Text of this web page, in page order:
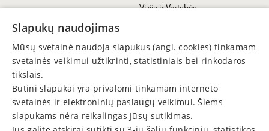
Vizija ir Vertybės
Baumit Naujienos
Spaudoje
Kontaktai
Susisiekime
Užklausa
Pardavimų atstovai
Partneriai
Mus rasite
Slapukų naudojimas
Mūsų svetainė naudoja slapukus (angl. cookies) tinkamam
svetainės veikimui užtikrinti, statistiniais bei rinkodaros
tikslais.
Būtini slapukai yra privalomi tinkamam interneto
svetainės ir elektroninių paslaugų veikimui. Šiems
slapukams nėra reikalingas Jūsų sutikimas.